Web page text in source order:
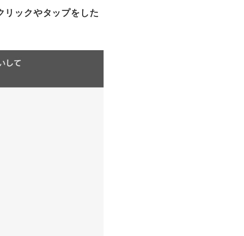
リックやタップをした